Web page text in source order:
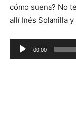
cómo suena? No
allí Inés Solanilla y
Reproductor
de
audio
00:00